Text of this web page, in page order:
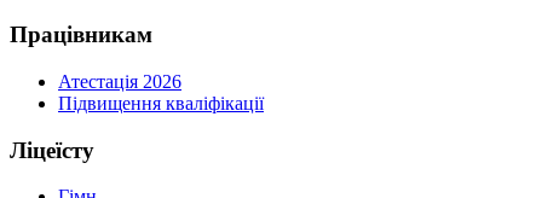
Працівникам
Атестація 2026
Підвищення кваліфікації
Ліцеїсту